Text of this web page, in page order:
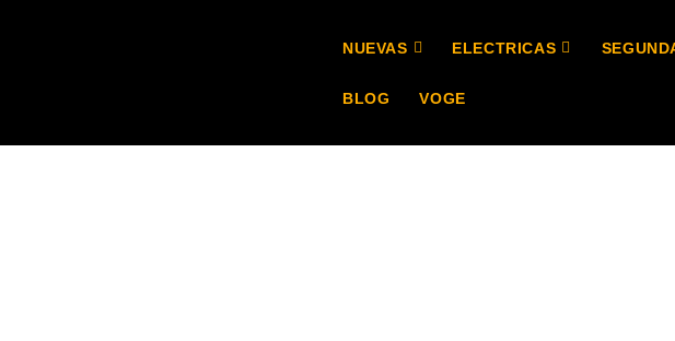
NUEVAS ELECTRICAS
BLOG VOGE